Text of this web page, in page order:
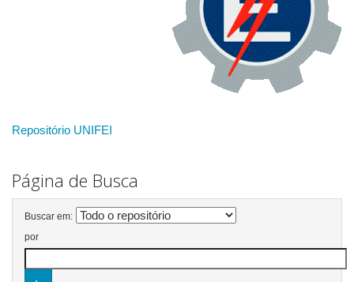
Repositório UNIFEI
Página de Busca
Buscar em:
por